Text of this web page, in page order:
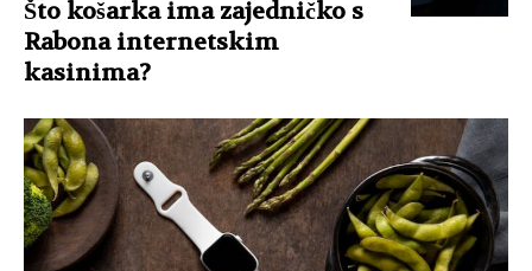
Što košarka ima zajedničko s
Rabona internetskim
kasinima?